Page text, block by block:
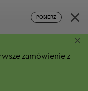
POBIERZ ×
zamówienie z
×